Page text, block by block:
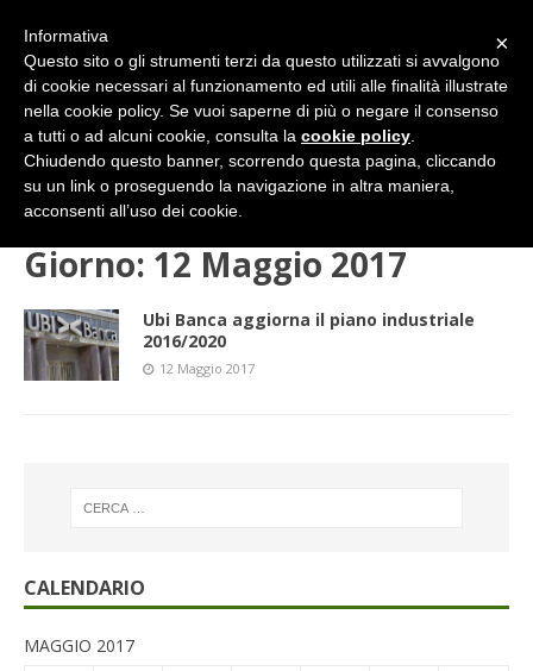
2017 MAGGIO
Giorno: 12 Maggio 2017
Ubi Banca aggiorna il piano industriale
2016/2020
12 Maggio 2017
CALENDARIO
MAGGIO 2017
×
Informativa
Questo sito o gli strumenti terzi da questo utilizzati si avvalgono
di cookie necessari al funzionamento ed utili alle finalità illustrate
nella cookie policy. Se vuoi saperne di più o negare il consenso
a tutti o ad alcuni cookie, consulta la cookie policy
Chiudendo questo banner, scorrendo questa pagina, cliccando
su un link o proseguendo la navigazione in altra maniera,
acconsenti all’uso dei cookie.